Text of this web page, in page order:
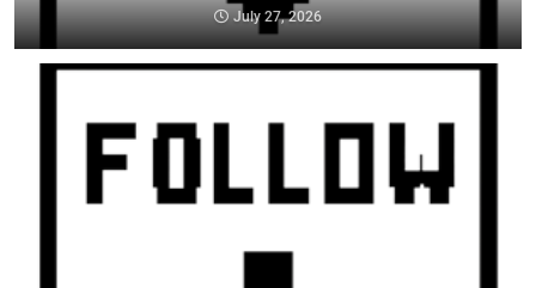
July 27, 2026